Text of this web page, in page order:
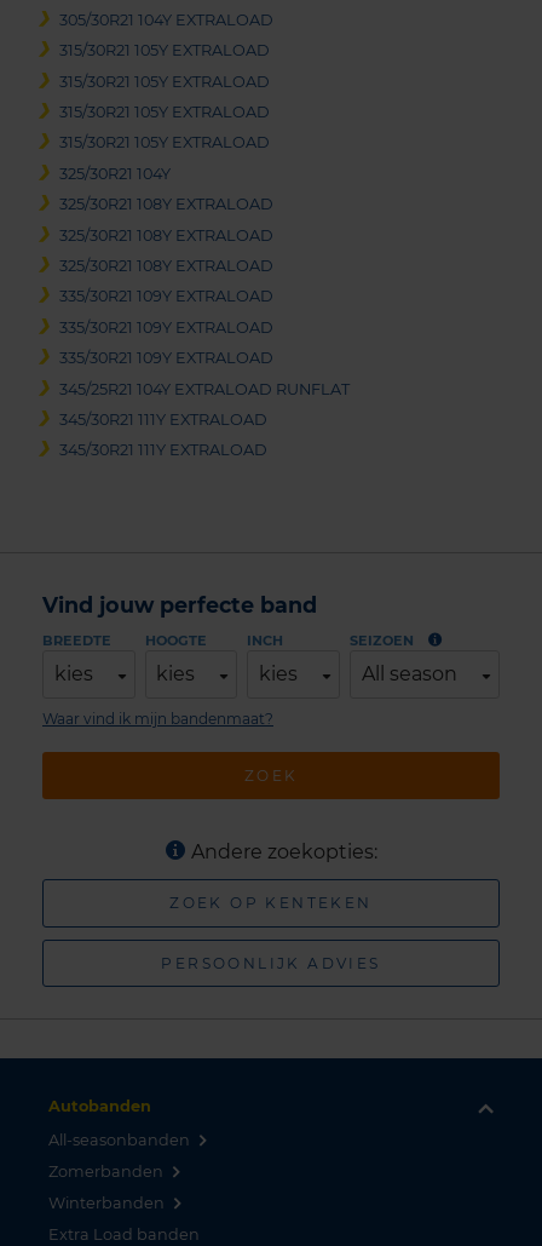
305/30R21 104Y EXTRALOAD
315/30R21 105Y EXTRALOAD
315/30R21 105Y EXTRALOAD
315/30R21 105Y EXTRALOAD
315/30R21 105Y EXTRALOAD
325/30R21 104Y
325/30R21 108Y EXTRALOAD
325/30R21 108Y EXTRALOAD
325/30R21 108Y EXTRALOAD
335/30R21 109Y EXTRALOAD
335/30R21 109Y EXTRALOAD
335/30R21 109Y EXTRALOAD
345/25R21 104Y EXTRALOAD RUNFLAT
345/30R21 111Y EXTRALOAD
345/30R21 111Y EXTRALOAD
Vind jouw perfecte band
BREEDTE
kies
HOOGTE
kies
INCH
kies
SEIZOEN
All season
ZOEK
Waar vind ik mijn bandenmaat?
Andere zoekopties:
ZOEK OP KENTEKEN
PERSOONLIJK ADVIES
Autobanden
All-seasonbanden
Zomerbanden
Winterbanden
Extra Load banden